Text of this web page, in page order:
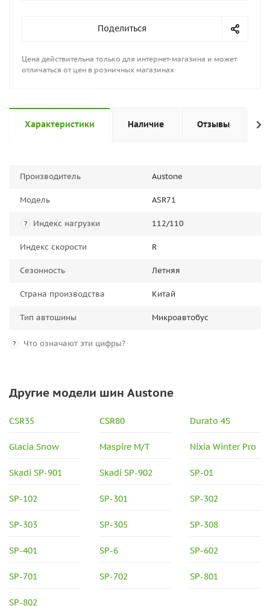
Поделиться
Цена действительна только для интернет-магазина и может
отличаться от цен в розничных магазинах
Характеристики Наличие Отзывы
Производитель Austone
Модель ASR71
? Индекс нагрузки 112/110
Индекс скорости R
Сезонность Летняя
Страна производства Китай
Тип автошины Микроавтобус
? Что означают эти цифры?
Другие модели шин Austone
CSR35 CSR80 Durato 4S
Glacia Snow Maspire M/T Nixia Winter Pro
Skadi SP-901 Skadi SP-902 SP-01
SP-102 SP-301 SP-302
SP-303 SP-305 SP-308
SP-401 SP-6 SP-602
SP-701 SP-702 SP-801
SP-802